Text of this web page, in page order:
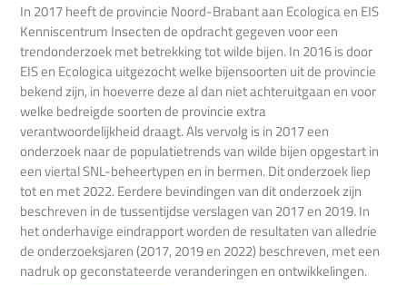
In 2017 heeft de provincie Noord-Brabant aan Ecologica en EIS
Kenniscentrum Insecten de opdracht gegeven voor een
trendonderzoek met betrekking tot wilde bijen. In 2016 is door
EIS en Ecologica uitgezocht welke bijensoorten uit de provincie
bekend zijn, in hoeverre deze al dan niet achteruitgaan en voor
welke bedreigde soorten de provincie extra
verantwoordelijkheid draagt. Als vervolg is in 2017 een
onderzoek naar de populatietrends van wilde bijen opgestart in
een viertal SNL-beheertypen en in bermen. Dit onderzoek liep
tot en met 2022. Eerdere bevindingen van dit onderzoek zijn
beschreven in de tussentijdse verslagen van 2017 en 2019. In
het onderhavige eindrapport worden de resultaten van alledrie
de onderzoeksjaren (2017, 2019 en 2022) beschreven, met een
nadruk op geconstateerde veranderingen en ontwikkelingen.